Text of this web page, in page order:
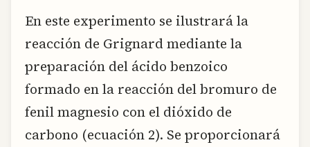
En este experimento se ilustrará la
reacción de Grignard mediante la
preparación del ácido benzoico
formado en la reacción del bromuro de
fenil magnesio con el dióxido de
carbono (ecuación 2). Se proporcionará